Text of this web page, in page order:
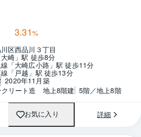
3.31%
区西品川３丁目
崎」駅 徒歩8分
「大崎広小路」駅 徒歩11分
「戸越」駅 徒歩13分
2020年11月築
リート造　地上8階建 5階／地上8階
お気に入り 詳細
1 / 0 間取り